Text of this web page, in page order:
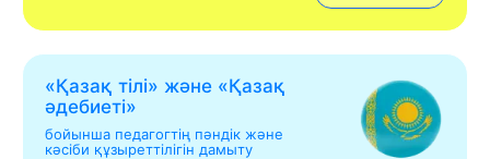
«Қазақ тілі» жəне «Қазақ
əдебиеті»
бойынша педагогтің пәндік және
кәсіби құзыреттілігін дамыту